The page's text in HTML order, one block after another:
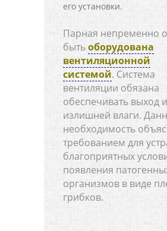
его установки.
Парная непременно
бытьоборудована
вентиляционной
системой. Система
вентиляции обязана
обеспечивать выход
излишней влаги.
необходимость
требованием для
благоприятных
появления
организмов в виде
грибков.